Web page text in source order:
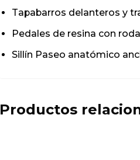
Tapabarros delanteros y
Pedales de resina con
Sillín Paseo anatómico
Productos